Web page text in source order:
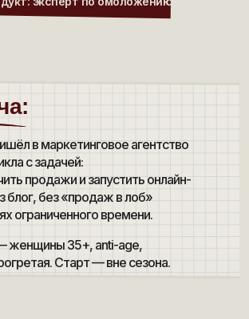
в маркетинговое агентство
с задачей:
продажи и запустить онлайн-
блог, без «продаж в лоб»
ограниченного времени.
женщины 35+, anti-age,
Старт — вне сезона.